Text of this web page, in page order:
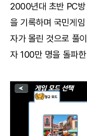
2000년대 초반 PC
을 기록하며 국민게
자가 몰린 것으로 풀
자 100만 명을 돌파